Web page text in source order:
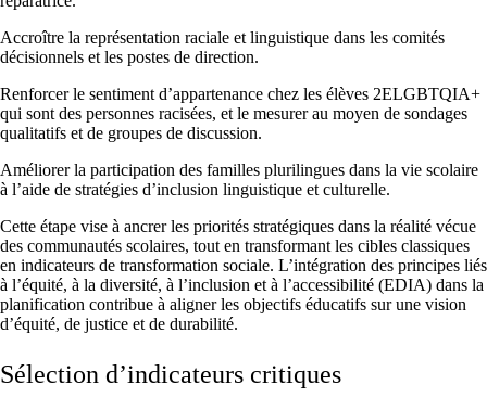
Accroître la représentation raciale et linguistique dans les comités
décisionnels et les postes de direction.
Renforcer le sentiment d’appartenance chez les élèves 2ELGBTQIA+
qui sont des personnes racisées, et le mesurer au moyen de sondages
qualitatifs et de groupes de discussion.
Améliorer la participation des familles plurilingues dans la vie scolaire
à l’aide de stratégies d’inclusion linguistique et culturelle.
Cette étape vise à ancrer les priorités stratégiques dans la réalité vécue
des communautés scolaires, tout en transformant les cibles classiques
en indicateurs de transformation sociale. L’intégration des principes liés
à l’équité, à la diversité, à l’inclusion et à l’accessibilité (EDIA) dans la
planification contribue à aligner les objectifs éducatifs sur une vision
d’équité, de justice et de durabilité.
Sélection d’indicateurs critiques